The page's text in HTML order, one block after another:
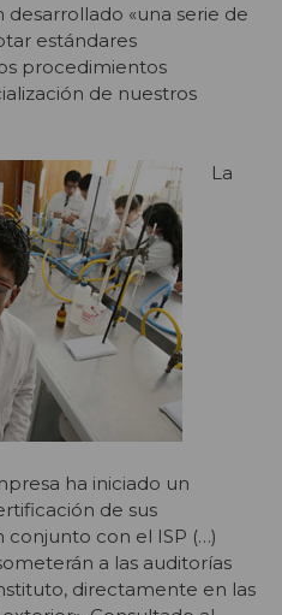
«una serie de
estándares
procedimientos
de nuestros
La
ha iniciado un
de sus
con el ISP (…)
a las auditorías
directamente en las